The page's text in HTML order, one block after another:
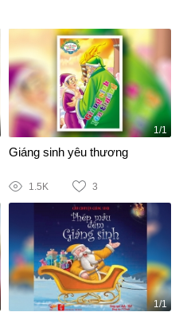
1/1
Giáng sinh yêu thương
1.5K 3
1/1